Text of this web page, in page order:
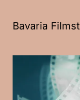
Bavaria